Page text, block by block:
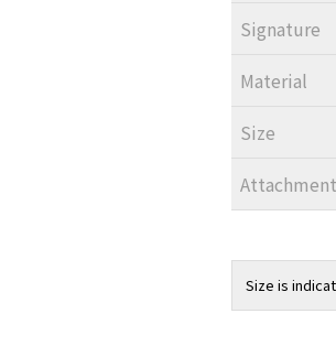
Signature
Material
Size
Size is